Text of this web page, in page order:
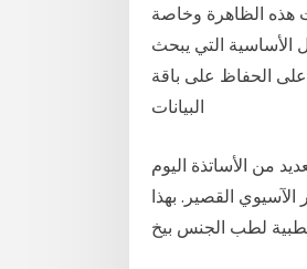
هذه الظاهرة وخاصة
الأساسية التي يبحث
الحفاظ على باقة
البيانات
من الأساتذة اليوم
القصير. بهذا